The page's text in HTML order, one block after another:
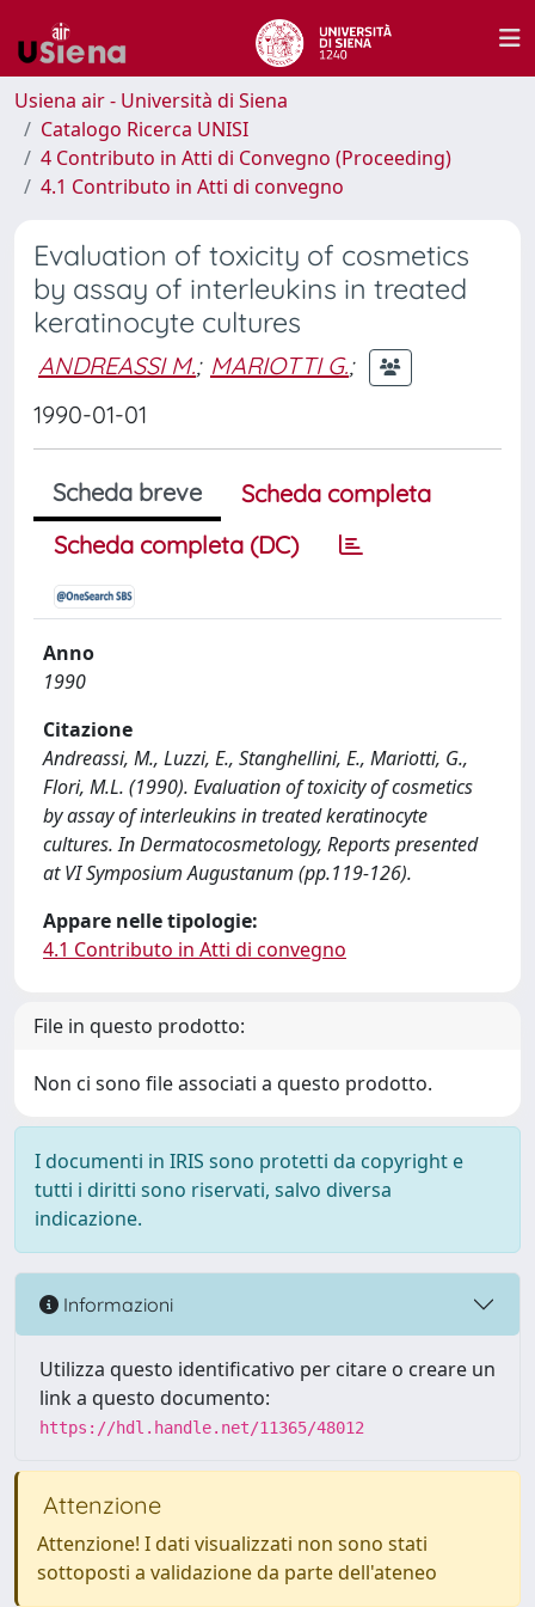
Usiena air - Università di Siena
Catalogo Ricerca UNISI
4 Contributo in Atti di Convegno (Proceeding)
4.1 Contributo in Atti di convegno
Evaluation of toxicity of cosmetics
by assay of interleukins in treated
keratinocyte cultures
ANDREASSI M.; MARIOTTI G.;
1990-01-01
Scheda breve
Scheda completa
Scheda completa (DC)
Anno
1990
Citazione
Andreassi, M., Luzzi, E., Stanghellini, E., Mariotti, G.,
Flori, M.L. (1990). Evaluation of toxicity of cosmetics
by assay of interleukins in treated keratinocyte
cultures. In Dermatocosmetology, Reports presented
at VI Symposium Augustanum (pp.119-126).
Appare nelle tipologie:
4.1 Contributo in Atti di convegno
File in questo prodotto:
Non ci sono file associati a questo prodotto.
I documenti in IRIS sono protetti da copyright e
tutti i diritti sono riservati, salvo diversa
indicazione.
Informazioni
Utilizza questo identificativo per citare o creare un
link a questo documento:
https://hdl.handle.net/11365/48012
Attenzione
Attenzione! I dati visualizzati non sono stati
sottoposti a validazione da parte dell'ateneo